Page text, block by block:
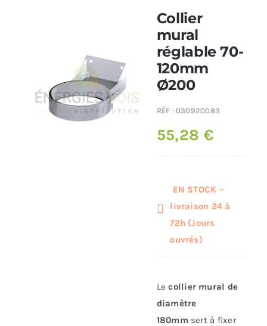
Conduit de fumées
Collier
mural
réglable 70-
120mm
Ø200
RÉF :030920083
55,28€
EN STOCK –
livraison 24 à
72h (Jours
ouvrés)
Lecollier mural de
diamètre
180mm sert à fixer